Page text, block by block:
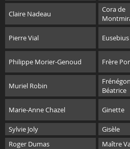
Claire Nadeau
Cora de
Pierre Vial Eusebius
Philippe Morier-Genoud Frère
Muriel Robin
Béatrice
Marie-Anne Chazel Ginette
Sylvie Joly
Gisèle
Roger Dumas
Maître